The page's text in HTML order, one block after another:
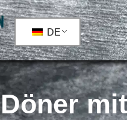
DE
Döner